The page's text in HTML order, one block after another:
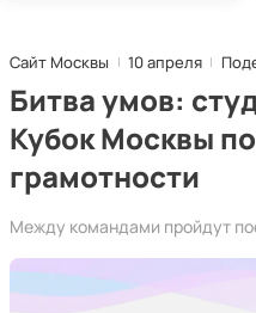
Сайт Москвы 10 апреля
Битва умов:
Кубок Москвы
грамотности
Между командами пройдут